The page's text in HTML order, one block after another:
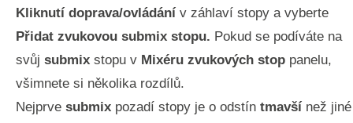
Kliknutí doprava/ovládání v záhlaví stopy a vyberte
Přidat zvukovou submix stopu. Pokud se podíváte na
svůj submix stopu v Mixéru zvukových stop panelu,
všimnete si několika rozdílů.
Nejprve submix pozadí stopy je o odstín tmavší než jiné